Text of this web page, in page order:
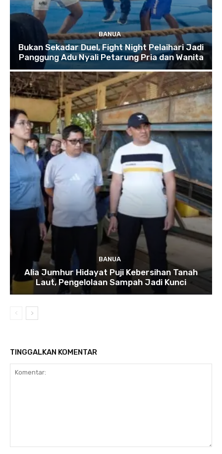
BANUA
Bukan Sekadar Duel, Fight Night Pelaihari Jadi
Panggung Adu Nyali Petarung Pria dan Wanita
BANUA
Alia Jumhur Hidayat Puji Kebersihan Tanah
Laut, Pengelolaan Sampah Jadi Kunci
TINGGALKAN KOMENTAR